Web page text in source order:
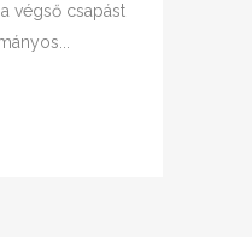
végső csapást